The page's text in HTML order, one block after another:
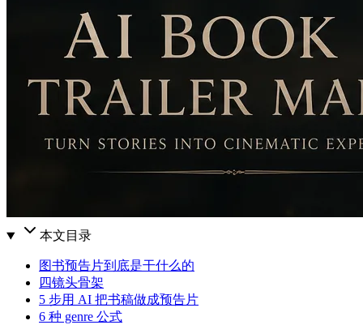
本文目录
图书预告片到底是干什么的
四镜头骨架
5 步用 AI 把书稿做成预告片
6 种 genre 公式